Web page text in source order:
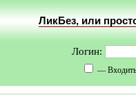
ЛикБез, или
Логин:
— Входить